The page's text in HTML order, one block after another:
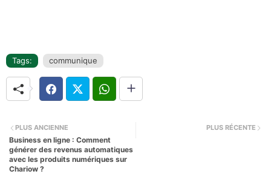
Tags: communique
PLUS RÉCENTE
PLUS ANCIENNE
Business en ligne : Comment
générer des revenus automatiques
avec les produits numériques sur
Chariow ?